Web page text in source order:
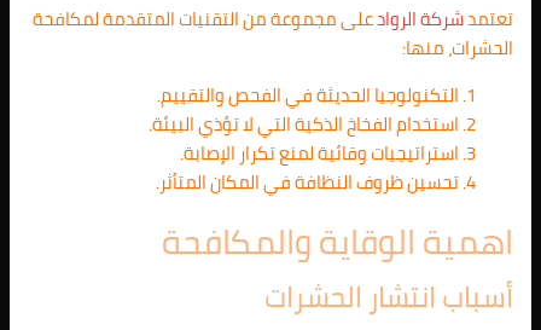
تعتمدشركة الروادعلى مجموعة من التقنيات المتقدمة لمكافحة
الحشرات، منها:
التكنولوجيا الحديثة في الفحص والتقييم.
استخدام الفخاخ الذكية التي لا تؤذي البيئة.
استراتيجيات وقائية لمنع تكرار الإصابة.
تحسين ظروف النظافة في المكان المتأثر.
اهمية الوقاية والمكافحة
أسباب انتشار الحشرات